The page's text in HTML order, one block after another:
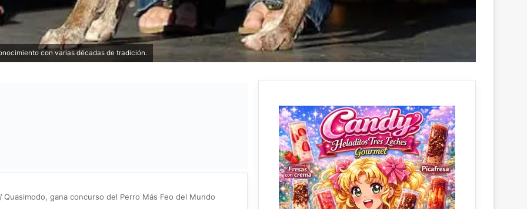
con varias décadas de tradición.
/Quasimodo, gana concurso del Perro Más Feo del Mundo